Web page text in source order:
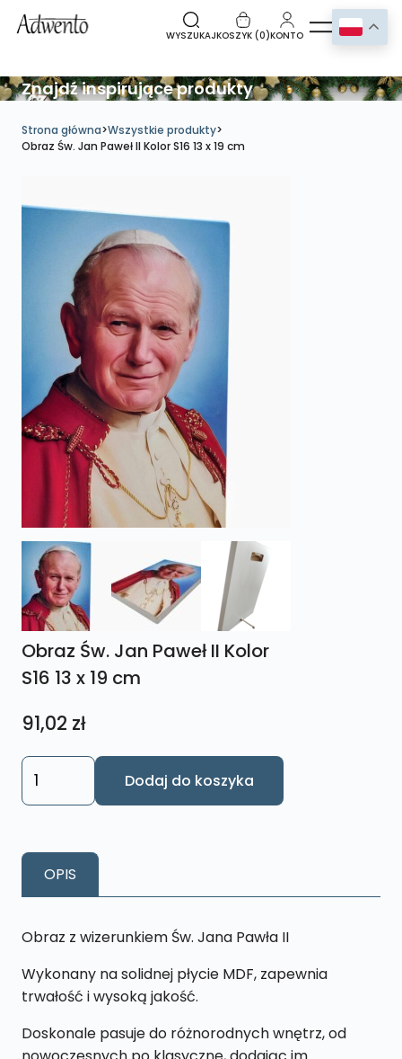
WYSZUKAJKOSZYK (0)KONTO
Znajdź inspirujące produkty
Strona główna>Wszystkie produkty>
Obraz Św. Jan Paweł II Kolor S16 13 x 19 cm
Obraz Św. Jan Paweł II Kolor
S16 13 x 19 cm
91,02 zł
ilość
Obraz
Paweł
S16
x
19
cm
Dodaj do koszyka
OPIS
Obraz z wizerunkiem Św. Jana Pawła II
Wykonany na solidnej płycie MDF, zapewnia
trwałość i wysoką jakość.
Doskonale pasuje do różnorodnych wnętrz, od